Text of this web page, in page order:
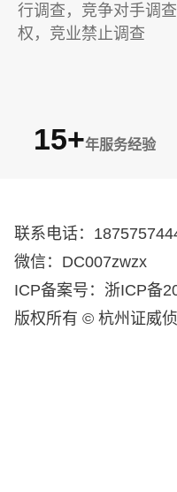
行调查，竞争对手调
权，竞业禁止调查
15+年服务经验
联系电话：
微信：DC007zwzx
ICP备案号：浙ICP备
版权所有 © 杭州证威